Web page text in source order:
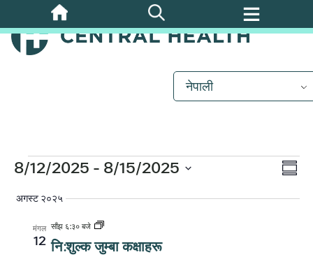
सामग्रीमा
जानुहोस्
नेपाली
घटनाहरू
दृश्य
8/12/2025 - 8/15/2025
चयन
अगस्ट २०२५
मंगल
12
साँझ ६:३० बजे
नि:शुल्क जुम्बा कक्षाहरू